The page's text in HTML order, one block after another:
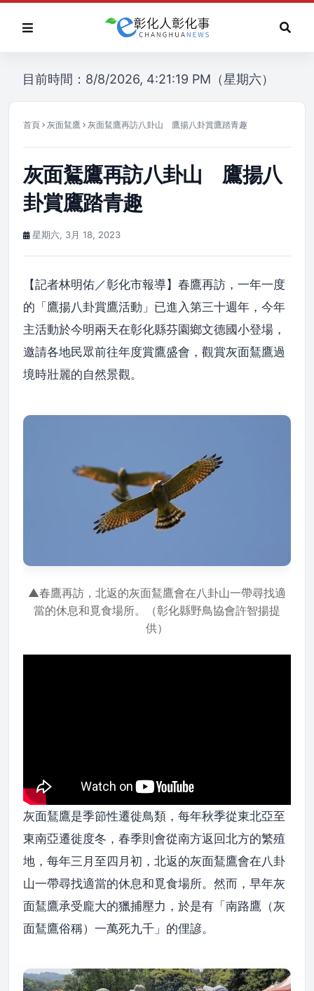
目前時間：8/8/2026, 4:21:19 PM（星期六）
首頁 灰面鵟鷹 灰面鵟鷹再訪八卦山 鷹揚八卦賞鷹踏青趣
灰面鵟鷹再訪八卦山 鷹揚八
卦賞鷹踏青趣
星期六, 3月 18, 2023
【記者林明佑／彰化市報導】春鷹再訪，一年一度
的「鷹揚八卦賞鷹活動」已進入第三十週年，今年
主活動於今明兩天在彰化縣芬園鄉文德國小登場，
邀請各地民眾前往年度賞鷹盛會，觀賞灰面鵟鷹過
境時壯麗的自然景觀。
▲春鷹再訪，北返的灰面鵟鷹會在八卦山一帶尋找適
當的休息和覓食場所。（彰化縣野鳥協會許智揚提
供）
灰面鵟鷹是季節性遷徙鳥類，每年秋季從東北亞至
東南亞遷徙度冬，春季則會從南方返回北方的繁殖
地，每年三月至四月初，北返的灰面鵟鷹會在八卦
山一帶尋找適當的休息和覓食場所。然而，早年灰
面鵟鷹承受龐大的獵捕壓力，於是有「南路鷹（灰
面鵟鷹俗稱）一萬死九千」的俚諺。